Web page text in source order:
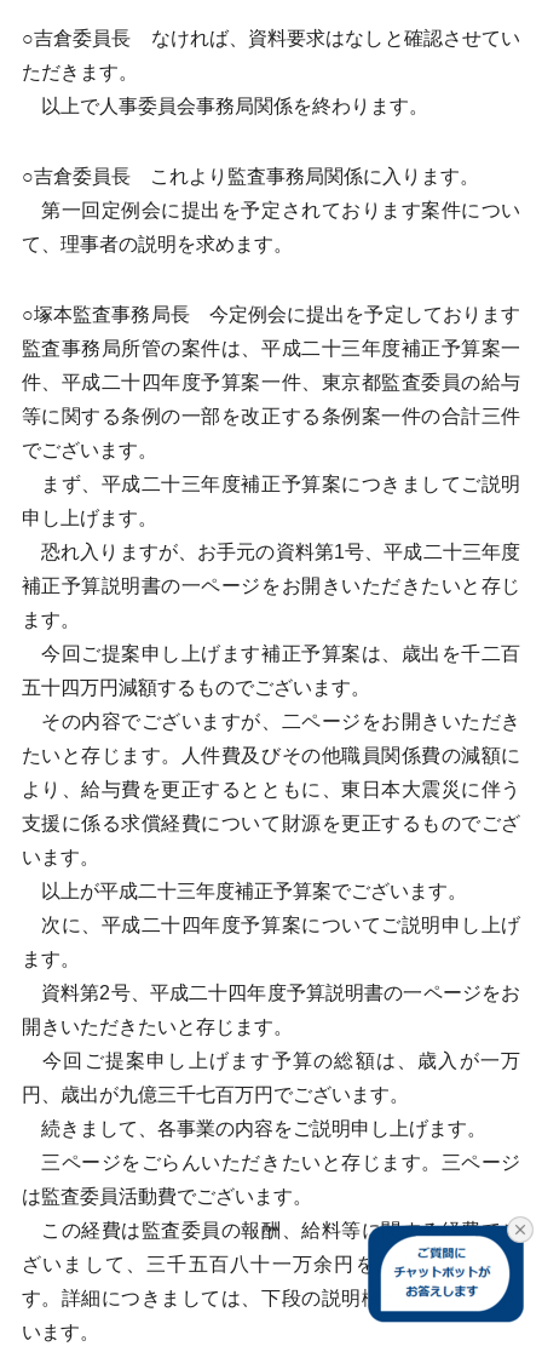
○吉倉委員長 なければ、資料要求はなしと確認させてい
ただきます。
以上で人事委員会事務局関係を終わります。
○吉倉委員長 これより監査事務局関係に入ります。
第一回定例会に提出を予定されております案件につい
て、理事者の説明を求めます。
○塚本監査事務局長 今定例会に提出を予定しております
監査事務局所管の案件は、平成二十三年度補正予算案一
件、平成二十四年度予算案一件、東京都監査委員の給与
等に関する条例の一部を改正する条例案一件の合計三件
でございます。
まず、平成二十三年度補正予算案につきましてご説明
申し上げます。
恐れ入りますが、お手元の資料第1号、平成二十三年度
補正予算説明書の一ページをお開きいただきたいと存じ
ます。
今回ご提案申し上げます補正予算案は、歳出を千二百
五十四万円減額するものでございます。
その内容でございますが、二ページをお開きいただき
たいと存じます。人件費及びその他職員関係費の減額に
より、給与費を更正するとともに、東日本大震災に伴う
支援に係る求償経費について財源を更正するものでござ
います。
以上が平成二十三年度補正予算案でございます。
次に、平成二十四年度予算案についてご説明申し上げ
ます。
資料第2号、平成二十四年度予算説明書の一ページをお
開きいただきたいと存じます。
今回ご提案申し上げます予算の総額は、歳入が一万
円、歳出が九億三千七百万円でございます。
続きまして、各事業の内容をご説明申し上げます。
三ページをごらんいただきたいと存じます。三ページ
は監査委員活動費でございます。
この経費は監査委員の報酬、給料等に関する経費でご
ざいまして、三千五百八十一万余円を計上しておりま
す。詳細につきましては、下段の説明欄のとおりでござ
います。